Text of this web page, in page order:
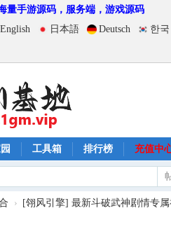
量手游源码，服务端，游戏源码
English 日本語 Deutsch 한
工具箱 排行榜 充值中
› [翎风引擎] 最新斗破武神剧情专